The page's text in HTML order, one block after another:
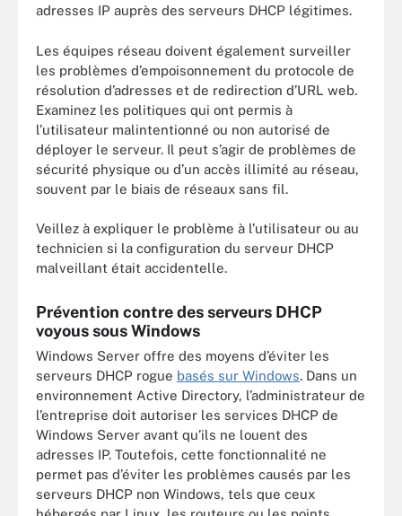
adresses IP auprès des serveurs DHCP légitimes.
Les équipes réseau doivent également surveiller
les problèmes d’empoisonnement du protocole de
résolution d’adresses et de redirection d’URL web.
Examinez les politiques qui ont permis à
l’utilisateur malintentionné ou non autorisé de
déployer le serveur. Il peut s’agir de problèmes de
sécurité physique ou d’un accès illimité au réseau,
souvent par le biais de réseaux sans fil.
Veillez à expliquer le problème à l’utilisateur ou au
technicien si la configuration du serveur DHCP
malveillant était accidentelle.
Prévention contre des serveurs DHCP
voyous sous Windows
Windows Server offre des moyens d’éviter les
serveurs DHCP rogue basés sur Windows. Dans un
environnement Active Directory, l’administrateur de
l’entreprise doit autoriser les services DHCP de
Windows Server avant qu’ils ne louent des
adresses IP. Toutefois, cette fonctionnalité ne
permet pas d’éviter les problèmes causés par les
serveurs DHCP non Windows, tels que ceux